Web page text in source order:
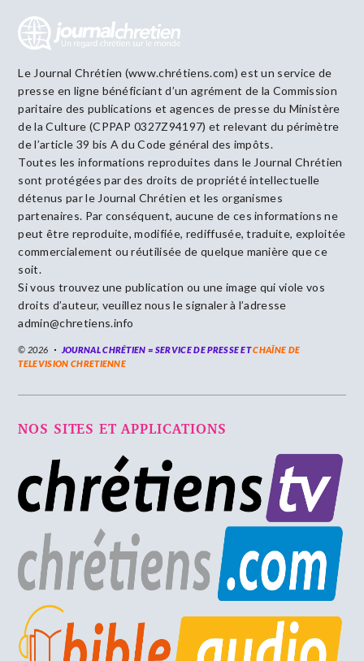
Le Journal Chrétien (www.chrétiens.com) est un service de
presse en ligne bénéficiant d’un agrément de la Commission
paritaire des publications et agences de presse du Ministère
de la Culture (CPPAP 0327Z94197) et relevant du périmètre
de l’article 39 bis A du Code général des impôts.
Toutes les informations reproduites dans le Journal Chrétien
sont protégées par des droits de propriété intellectuelle
détenus par le Journal Chrétien et les organismes
partenaires. Par conséquent, aucune de ces informations ne
peut être reproduite, modifiée, rediffusée, traduite, exploitée
commercialement ou réutilisée de quelque manière que ce
soit.
Si vous trouvez une publication ou une image qui viole vos
droits d’auteur, veuillez nous le signaler à l’adresse
admin@chretiens.info
© 2026 JOURNAL CHRÉTIEN = SERVICE DE PRESSE ETCHAÎNE DE
TELEVISION CHRETIENNE
NOS SITES ET APPLICATIONS